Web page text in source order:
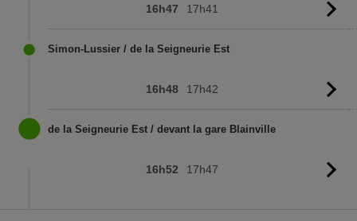
16h47 17h41
Simon-Lussier / de la Seigneurie Est
16h48 17h42
de la Seigneurie Est / devant la gare Blainville
16h52 17h47